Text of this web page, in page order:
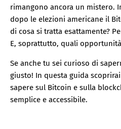
rimangono ancora un mistero.
dopo le elezioni americane il
di cosa si tratta esattamente?
E, soprattutto, quali
Se anche tu sei curioso di
giusto! In questa guida
sapere sul Bitcoin e sulla
semplice e accessibile.